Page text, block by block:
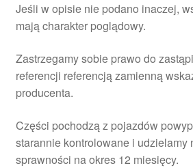
Jeśli w opisie nie podano inaczej,
mają charakter poglądowy.
Zastrzegamy sobie prawo do
referencji referencją zamienną
producenta.
Części pochodzą z pojazdów
starannie kontrolowane i udzielamy
sprawności na okres 12 miesięcy.